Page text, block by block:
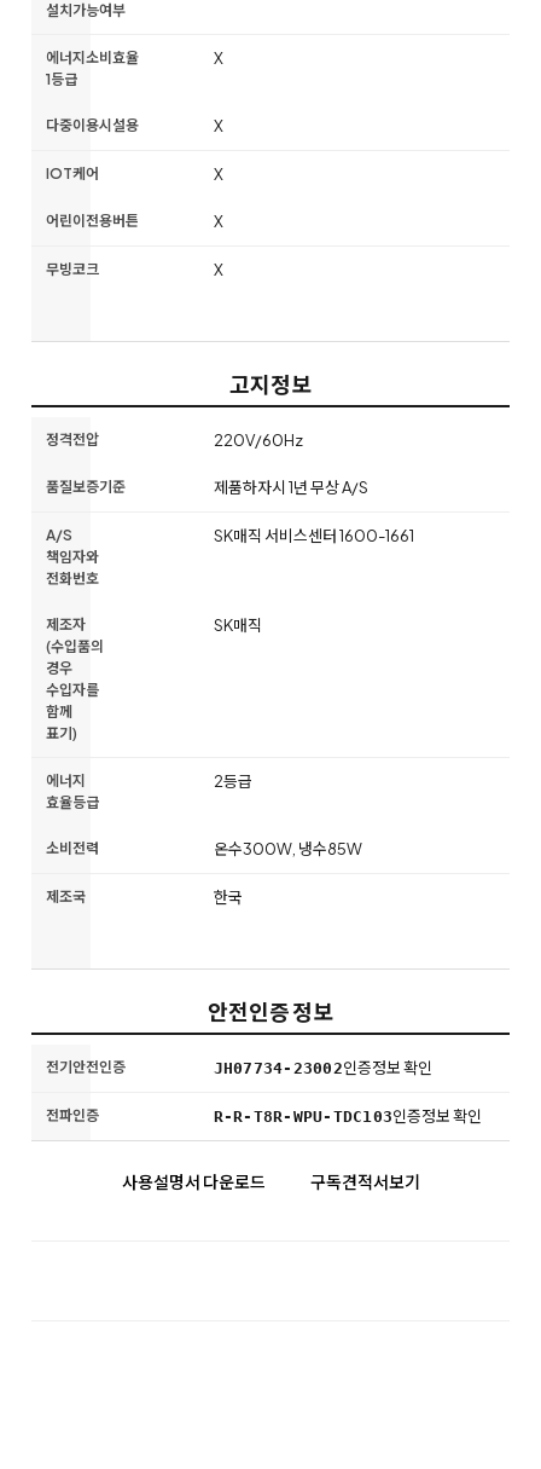
설치가능여부
에너지소비효율
1등급
X
다중이용시설용 X
IOT케어 X
어린이전용버튼 X
무빙코크 X
고지정보
정격전압 220V/60Hz
품질보증기준 제품하자시 1년 무상 A/S
A/S
책임자와
전화번호
SK매직 서비스센터 1600-1661
제조자
(수입품의
경우
수입자를
함께
표기)
SK매직
에너지
효율등급
2등급
소비전력 온수300W, 냉수85W
제조국 한국
안전인증 정보
정보
전기안전인증 JH07734-23002인증정보 확인
전파인증 R-R-T8R-WPU-TDC103인증정보 확인
사용설명서 다운로드 구독견적서보기